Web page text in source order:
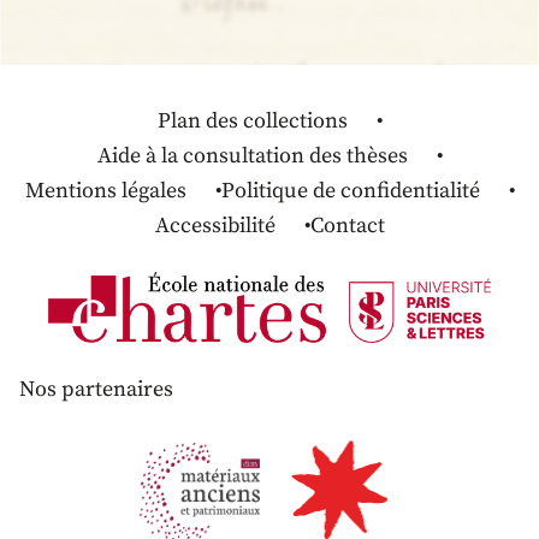
Plan des collections
Aide à la consultation des thèses
Mentions légales
Politique de confidentialité
Accessibilité
Contact
Nos partenaires